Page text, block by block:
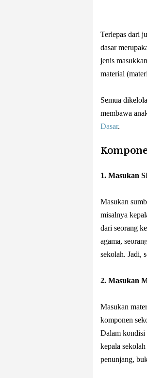
Terlepas dari
dasar
jenis
material
Semua
membawa
Dasar.
1. Masukan
Masukan
misalnya
dari seorang
agama,
sekolah. Jadi,
2. Masukan
Masukan
komponen
Dalam kondisi
kepala
penunjang,